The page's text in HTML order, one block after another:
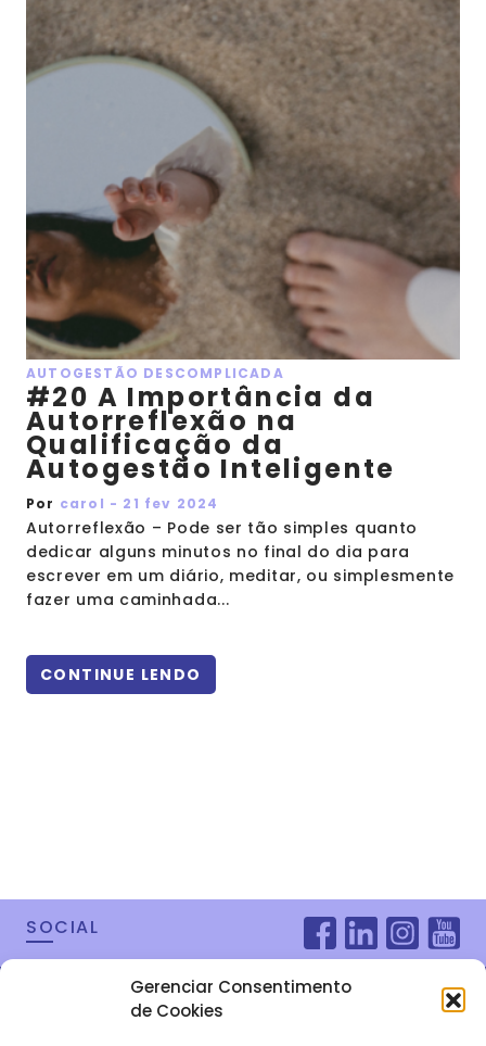
Gerenciar Consentimento
de Cookies
AUTOGESTÃO DESCOMPLICADA
#20 A Importância da
Autorreflexão na
Qualificação da
Autogestão Inteligente
Por carol - 21 fev 2024
Autorreflexão – Pode ser tão simples quanto
dedicar alguns minutos no final do dia para
escrever em um diário, meditar, ou simplesmente
fazer uma caminhada...
CONTINUE LENDO
SOCIAL